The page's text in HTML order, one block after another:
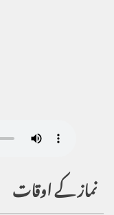
نماز کے اوقات